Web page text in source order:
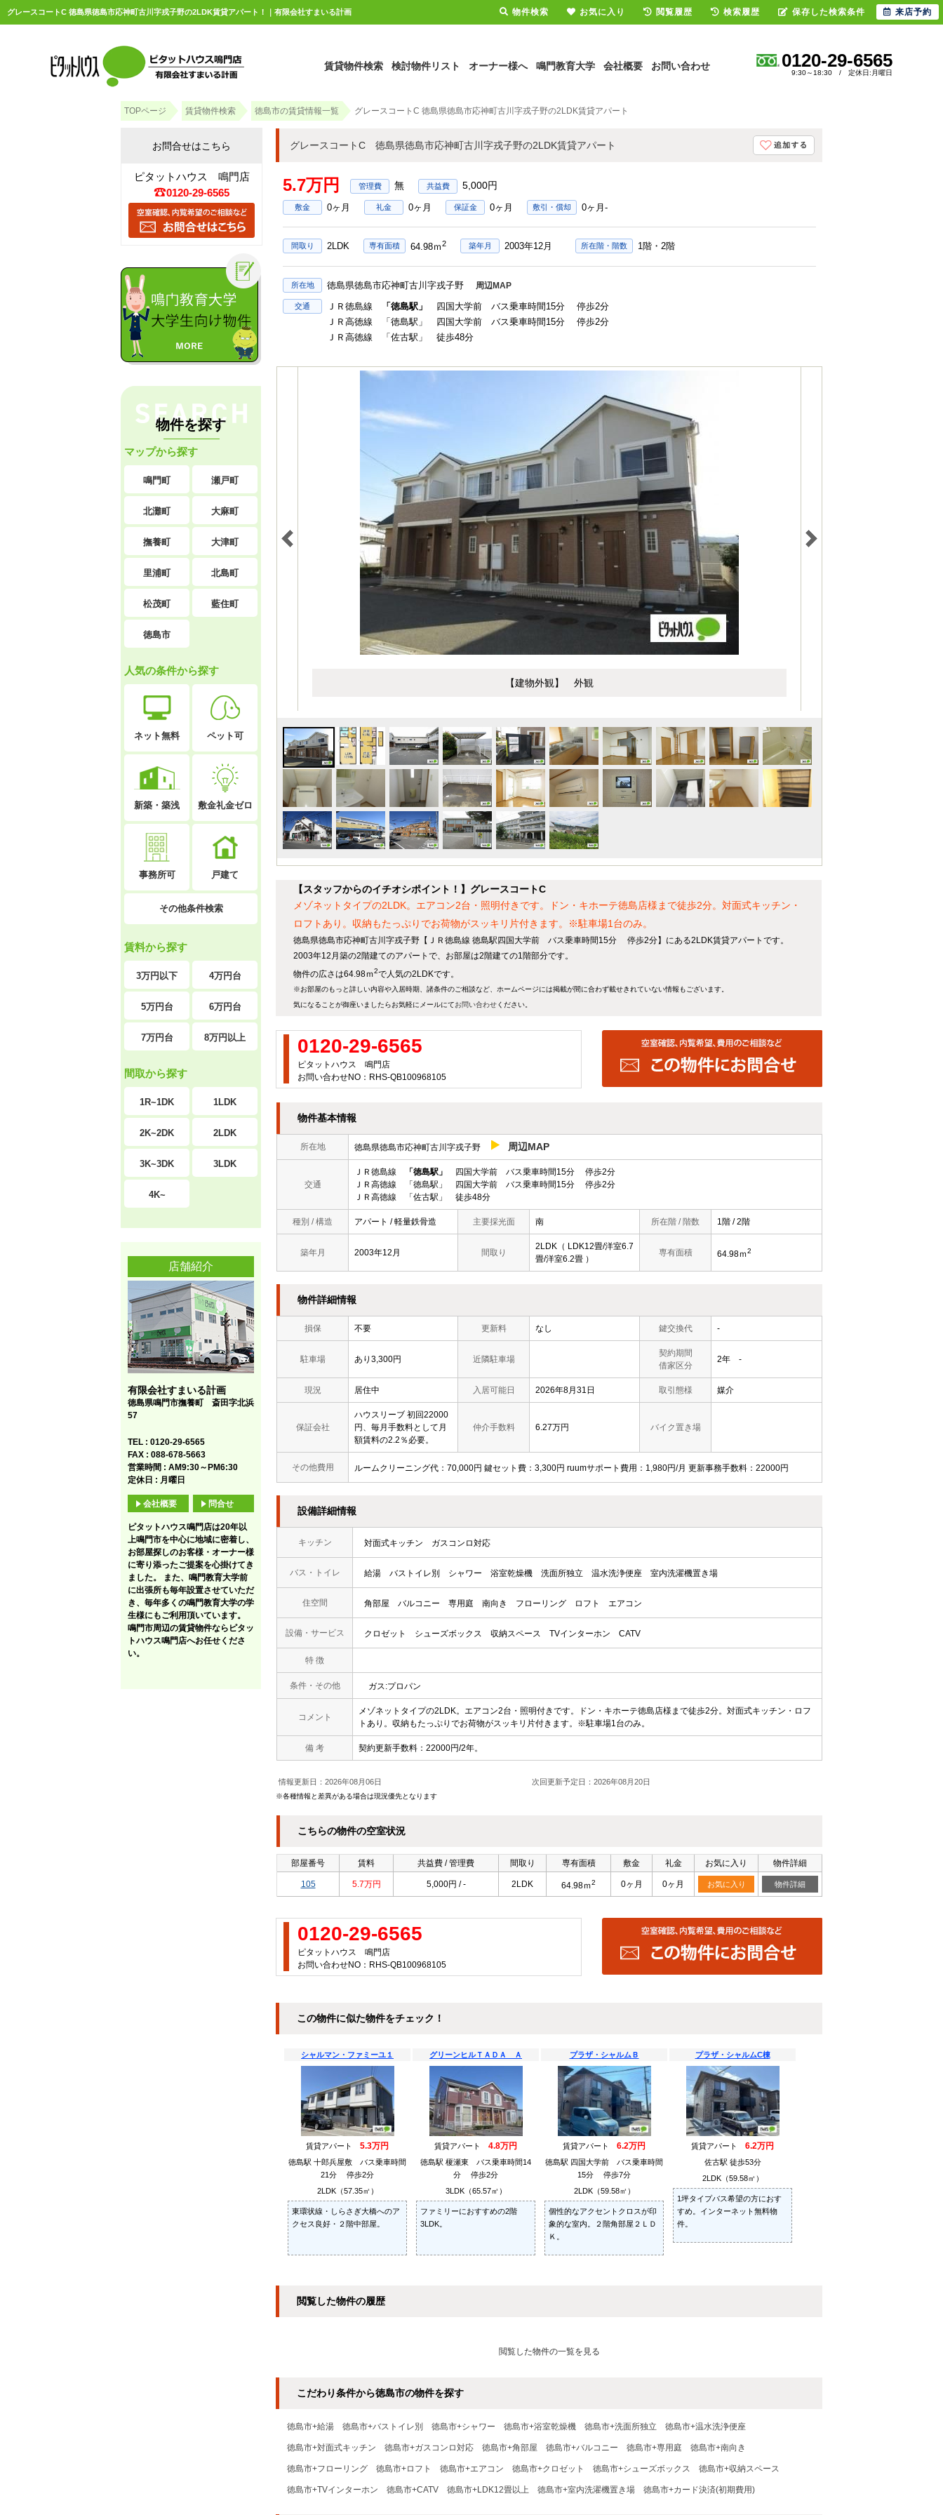
グレースコートC 徳島県徳島市応神町古川字戎子野の2LDK賃貸アパート！｜有限会社すまいる計画
賃貸物件検索 検討物件リスト オーナー様へ 鳴門教育大学 会社概要 お問い合わせ 0120-29-6565
9:30～18:30 / 定休日:月曜日
TOPページ 賃貸物件検索 徳島市の賃貸情報一覧 グレースコートC 徳島県徳島市応神町古川字戎子野の2LDK賃貸アパート
グレースコートC 徳島県徳島市応神町古川字戎子野の2LDK賃貸アパート
5.7万円 無 5,000円
敷金 0ヶ月 礼金 0ヶ月 保証金 0ヶ月 敷引・償却 0ヶ月-
間取り 2LDK 専有面積 64.98ｍ2 築年月 2003年12月 所在階・階数 1階・2階
所在地 徳島県徳島市応神町古川字戎子野 周辺MAP
交通 ＪＲ徳島線 「徳島駅」
四国大学前 バス乗車時間15分 停歩2分
ＪＲ高徳線 「徳島駅」 四国大学前 バス乗車時間15分 停歩2分
ＪＲ高徳線 「佐古駅」 徒歩48分
【建物外観】 外観
【スタッフからのイチオシポイント！】グレースコートC
メゾネットタイプの2LDK。エアコン2台・照明付きです。ドン・キホーテ徳島店様まで徒歩2分。対面式キッチン・
ロフトあり。収納もたっぷりでお荷物がスッキリ片付きます。※駐車場1台のみ。
徳島県徳島市応神町古川字戎子野【ＪＲ徳島線 徳島駅四国大学前 バス乗車時間15分 停歩2分】にある2LDK賃貸アパートです。
2003年12月築の2階建てのアパートで、お部屋は2階建ての1階部分です。
物件の広さは64.98ｍ2で人気の2LDKです。
※お部屋のもっと詳しい内容や入居時期、諸条件のご相談など、ホームページには掲載が間に合わず載せきれていない情報もございます。
気になることが御座いましたらお気軽にメールにてお問い合わせください。
0120-29-6565
ピタットハウス 鳴門店
お問い合わせNO：RHS-QB100968105
物件基本情報
所在地 徳島県徳島市応神町古川字戎子野 周辺MAP
交通
ＪＲ徳島線 「徳島駅」
四国大学前 バス乗車時間15分 停歩2分
ＪＲ高徳線 「徳島駅」 四国大学前 バス乗車時間15分 停歩2分
ＪＲ高徳線 「佐古駅」 徒歩48分
種別 / 構造 アパート / 軽量鉄骨造 主要採光面 南 所在階 / 階数 1階 / 2階
築年月 2003年12月 間取り
2LDK（ LDK12畳/洋室6.7
畳/洋室6.2畳 ）
専有面積 64.98ｍ2
物件詳細情報
損保 不要 更新料 なし 鍵交換代 -
駐車場 あり3,300円 近隣駐車場
契約期間
借家区分
2年 -
現況 居住中 入居可能日 2026年8月31日 取引態様 媒介
保証会社
ハウスリーブ 初回22000
円、毎月手数料として月
額賃料の2.2％必要。
仲介手数料 6.27万円 バイク置き場
その他費用 ルームクリーニング代：70,000円 鍵セット費：3,300円 ruumサポート費用：1,980円/月 更新事務手数料：22000円
設備詳細情報
キッチン 対面式キッチン ガスコンロ対応
バス・トイレ 給湯 バストイレ別 シャワー 浴室乾燥機 洗面所独立 温水洗浄便座 室内洗濯機置き場
住空間 角部屋 バルコニー 専用庭 南向き フローリング ロフト エアコン
設備・サービス クロゼット シューズボックス 収納スペース TVインターホン CATV
特 徴
条件・その他 ガス:プロパン
コメント
メゾネットタイプの2LDK。エアコン2台・照明付きです。ドン・キホーテ徳島店様まで徒歩2分。対面式キッチン・ロフ
トあり。収納もたっぷりでお荷物がスッキリ片付きます。※駐車場1台のみ。
備 考 契約更新手数料：22000円/2年。
情報更新日：2026年08月06日 次回更新予定日：2026年08月20日
※各種情報と差異がある場合は現況優先となります
こちらの物件の空室状況
部屋番号 賃料 共益費 / 管理費 間取り 専有面積 敷金 礼金 お気に入り 物件詳細
105 5.7万円 5,000円 / - 2LDK 64.98ｍ2 0ヶ月 0ヶ月 お気に入り 物件詳細
0120-29-6565
ピタットハウス 鳴門店
お問い合わせNO：RHS-QB100968105
この物件に似た物件をチェック！
シャルマン・ファミーユ１
賃貸アパート 5.3万円
徳島駅 十郎兵屋敷 バス乗車時間
21分 停歩2分
2LDK（57.35㎡）
東環状線・しらさぎ大橋へのア
クセス良好・２階中部屋。
グリーンヒルＴＡＤＡ Ａ
賃貸アパート 4.8万円
徳島駅 榎瀬東 バス乗車時間14
分 停歩2分
3LDK（65.57㎡）
ファミリーにおすすめの2階
3LDK。
プラザ・シャルムＢ
賃貸アパート 6.2万円
徳島駅 四国大学前 バス乗車時間
15分 停歩7分
2LDK（59.58㎡）
個性的なアクセントクロスが印
象的な室内。２階角部屋２ＬＤ
Ｋ。
プラザ・シャルムC棟
賃貸アパート 6.2万円
佐古駅 徒歩53分
2LDK（59.58㎡）
1坪タイプバス希望の方におす
すめ。インターネット無料物
件。
閲覧した物件の履歴
閲覧した物件の一覧を見る
こだわり条件から徳島市の物件を探す
徳島市+給湯 徳島市+バストイレ別 徳島市+シャワー 徳島市+浴室乾燥機 徳島市+洗面所独立 徳島市+温水洗浄便座
徳島市+対面式キッチン 徳島市+ガスコンロ対応 徳島市+角部屋 徳島市+バルコニー 徳島市+専用庭 徳島市+南向き
徳島市+フローリング 徳島市+ロフト 徳島市+エアコン 徳島市+クロゼット 徳島市+シューズボックス 徳島市+収納スペース
徳島市+TVインターホン 徳島市+CATV 徳島市+LDK12畳以上 徳島市+室内洗濯機置き場 徳島市+カード決済(初期費用)
お問合せはこちら
ピタットハウス 鳴門店
0120-29-6565
物件を探す
マップから探す
鳴門町 瀬戸町
北灘町 大麻町
撫養町 大津町
里浦町 北島町
松茂町 藍住町
徳島市
人気の条件から探す
ネット無料 ペット可
新築・築浅 敷金礼金ゼロ
事務所可 戸建て
その他条件検索
賃料から探す
3万円以下 4万円台
5万円台 6万円台
7万円台 8万円以上
間取から探す
1R~1DK 1LDK
2K~2DK 2LDK
3K~3DK 3LDK
4K~
店舗紹介
有限会社すまいる計画
徳島県鳴門市撫養町 斎田字北浜
57
TEL : 0120-29-6565
FAX : 088-678-5663
営業時間 : AM9:30～PM6:30
定休日 : 月曜日
会社概要 問合せ
ピタットハウス鳴門店は20年以
上鳴門市を中心に地域に密着し、
お部屋探しのお客様・オーナー様
に寄り添ったご提案を心掛けてき
ました。 また、鳴門教育大学前
に出張所も毎年設置させていただ
き、毎年多くの鳴門教育大学の学
生様にもご利用頂いています。
鳴門市周辺の賃貸物件ならピタッ
トハウス鳴門店へお任せくださ
い。
物件検索 お気に入り 閲覧履歴 検索履歴 保存した検索条件 来店予約